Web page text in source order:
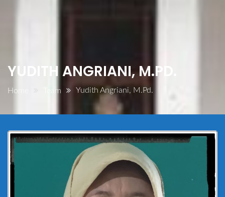
YUDITH ANGRIANI, M.PD.
Home Team Yudith Angriani, M.Pd.